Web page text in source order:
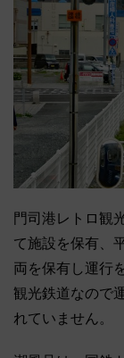
門司港レトロ観
て施設を保有、
両を保有し運行
観光鉄道なので
れていません。